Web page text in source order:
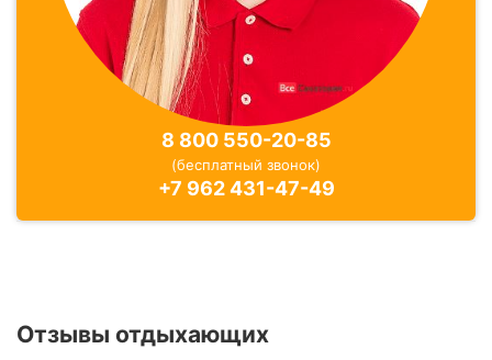
8 800 550-20-85
(бесплатный звонок)
+7 962 431-47-49
Отзывы отдыхающих